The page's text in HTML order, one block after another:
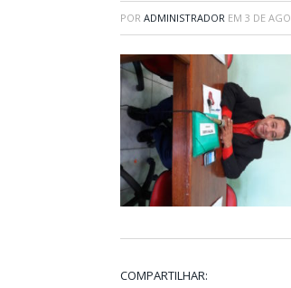
POR ADMINISTRADOR EM 3 DE
COMPARTILHAR: